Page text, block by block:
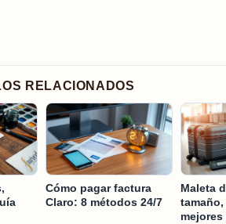
RELACIONADOS
Cómo pagar factura
Claro: 8 métodos 24/7
Maleta
mejores